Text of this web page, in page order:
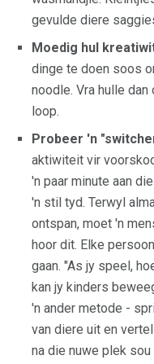
gevulde diere
Moedig hul
dinge te doen soos
noodle. Vra hulle
loop.
Probeer 'n
aktiwiteit vir
'n paar minute aan
'n stil tyd. Terwyl
ontspan, moet 'n
hoor dit. Elke
gaan. "As jy speel,
kan jy kinders
'n ander metode -
van diere uit en
na die nuwe plek sou